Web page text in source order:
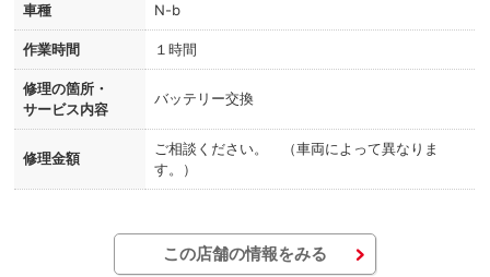
車種 N-b
作業時間 １時間
修理の箇所・
サービス内容
バッテリー交換
修理金額
ご相談ください。 （車両によって異なりま
す。）
この店舗の情報をみる